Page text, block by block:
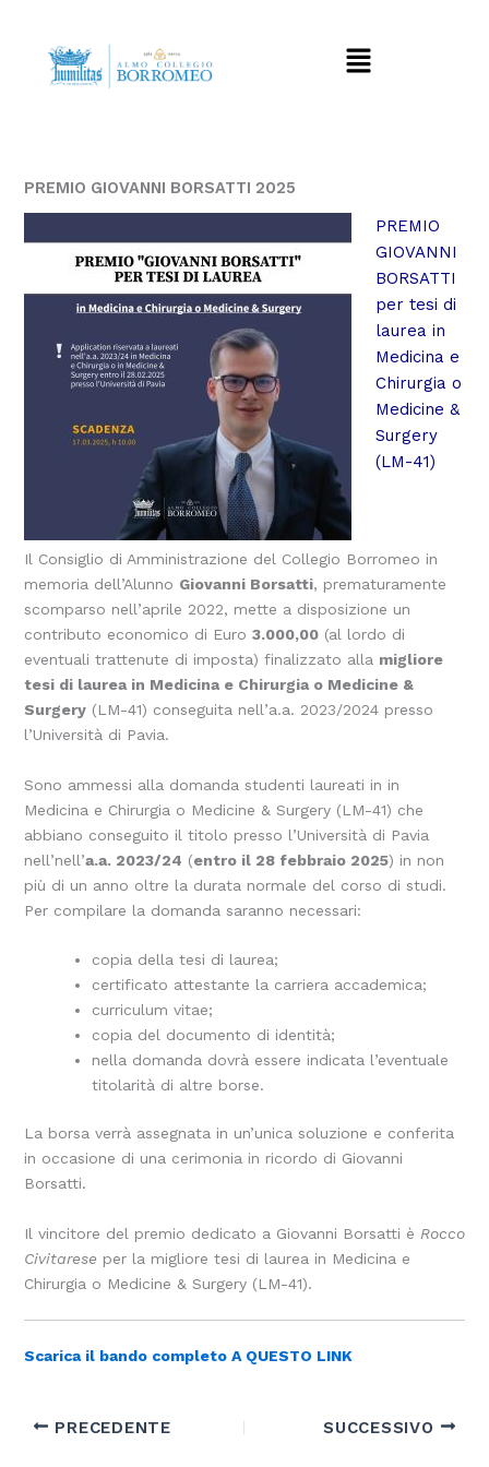
contenuto
Menu
PREMIO GIOVANNI BORSATTI 2025
PREMIO
GIOVANNI
BORSATTI
per tesi di
laurea in
Medicina e
Chirurgia o
Medicine &
Surgery
(LM-41)
Il Consiglio di Amministrazione del Collegio Borromeo in
memoria dell’Alunno Giovanni Borsatti, prematuramente
scomparso nell’aprile 2022, mette a disposizione un
contributo economico di Euro 3.000,00(al lordo di
eventuali trattenute di imposta) finalizzato alla migliore
tesi di laurea in Medicina e Chirurgia o Medicine &
Surgery(LM-41) conseguita nell’a.a. 2023/2024 presso
l’Università di Pavia.
Sono ammessi alla domanda studenti laureati in in
Medicina e Chirurgia o Medicine & Surgery (LM-41) che
abbiano conseguito il titolo presso l’Università di Pavia
nell’nell’a.a. 2023/24 (entro il 28 febbraio 2025) in non
più di un anno oltre la durata normale del corso di studi.
Per compilare la domanda saranno necessari:
copia della tesi di laurea;
certificato attestante la carriera accademica;
curriculum vitae;
copia del documento di identità;
nella domanda dovrà essere indicata l’eventuale
titolarità di altre borse.
La borsa verrà assegnata in un’unica soluzione e conferita
in occasione di una cerimonia in ricordo di Giovanni
Borsatti.
Il vincitore del premio dedicato a Giovanni Borsatti è Rocco
Civitarese per la migliore tesi di laurea in Medicina e
Chirurgia o Medicine & Surgery (LM-41).
Scarica il bando completo A QUESTO LINK
PRECEDENTE SUCCESSIVO